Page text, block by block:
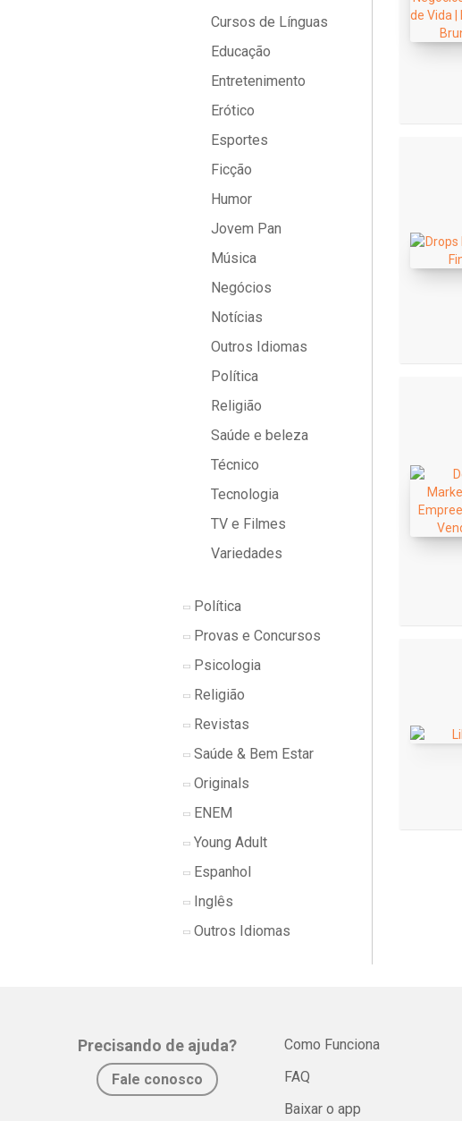
Cursos de Línguas
Educação
Entretenimento
Erótico
Esportes
Ficção
Humor
Jovem Pan
Música
Negócios
Notícias
Outros Idiomas
Política
Religião
Saúde e beleza
Técnico
Tecnologia
TV e Filmes
Variedades
Política
Provas e Concursos
Psicologia
Religião
Revistas
Saúde & Bem Estar
Originals
ENEM
Young Adult
Espanhol
Inglês
Outros Idiomas
Precisando de ajuda?
Fale conosco
Como Funciona
FAQ
Baixar o app